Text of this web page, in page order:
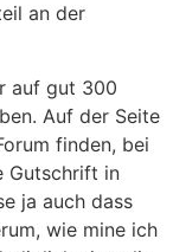
an der
auf gut 300
Auf der Seite
finden, bei
Gutschrift in
ja auch dass
wie mine ich